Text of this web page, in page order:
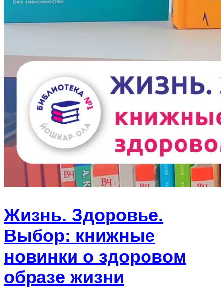
Жизнь. Здоровье.
Выбор: книжные
новинки о здоровом
образе жизни